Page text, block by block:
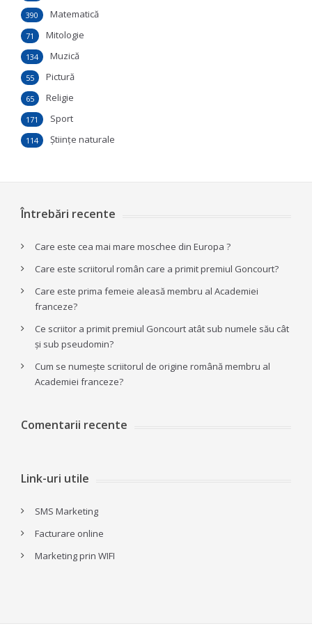
Matematică
390
Mitologie
71
Muzică
134
Pictură
55
Religie
65
Sport
171
Ştiinţe naturale
114
Întrebări recente
Care este cea mai mare moschee din Europa ?
Care este scriitorul român care a primit premiul Goncourt?
Care este prima femeie aleasă membru al Academiei
franceze?
Ce scriitor a primit premiul Goncourt atât sub numele său cât
și sub pseudomin?
Cum se numește scriitorul de origine română membru al
Academiei franceze?
Comentarii recente
Link-uri utile
SMS Marketing
Facturare online
Marketing prin WIFI